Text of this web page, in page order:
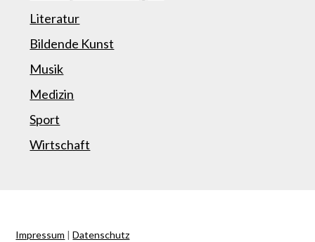
Literatur
Bildende Kunst
Musik
Medizin
Sport
Wirtschaft
Impressum |Datenschutz